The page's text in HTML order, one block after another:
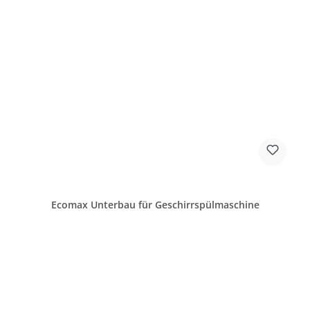
Ecomax Unterbau für Geschirrspülmaschine